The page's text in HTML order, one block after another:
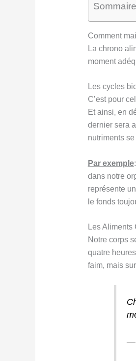
Comment
La chrono
moment
Les cycles
C’est pour
Et ainsi, en
dernier sera
nutriments
Par exemple
dans notre
représente
le fonds
Les Aliments
Notre corps
quatre
faim, mais
—